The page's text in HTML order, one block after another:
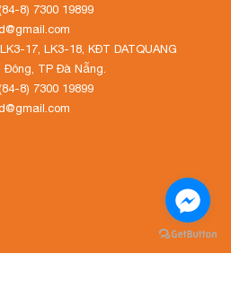
8) 7300 19899
17, LK3-18, KĐT DATQUANG
Đông, TP Đà Nẵng.
8) 7300 19899